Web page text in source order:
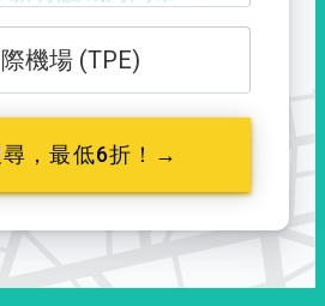
機場 (TPE)
，最低6折！→